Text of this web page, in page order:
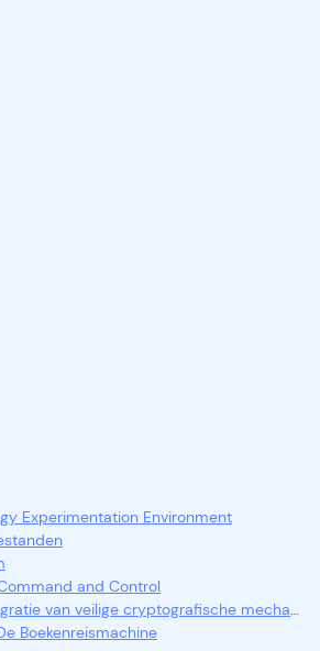
Experimentation Environment
and Control
Implementatie en integratie van veilige cryptografische mechanismen
Boekenreismachine